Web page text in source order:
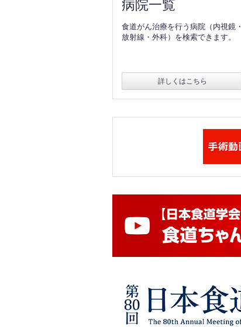
病院一覧
食道がん治療を行う病院（内視鏡・
放射線・外科）を検索できます。
詳しくはこちら